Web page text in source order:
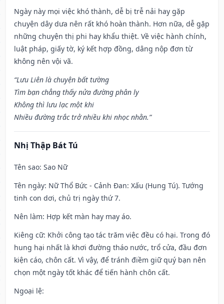
Ngày này mọi việc khó thành, dễ bị trễ nải hay gặp
chuyện dây dưa nên rất khó hoàn thành. Hơn nữa, dễ gặp
những chuyện thị phi hay khẩu thiệt. Về việc hành chính,
luật pháp, giấy tờ, ký kết hợp đồng, dâng nộp đơn từ
không nên vội vã.
“Lưu Liên là chuyện bất tường
Tìm bạn chẳng thấy nửa đường phân ly
Không thì lưu lạc một khi
Nhiều đường trắc trở nhiều khi nhọc nhằn.”
Nhị Thập Bát Tú
Tên sao: Sao Nữ
Tên ngày: Nữ Thổ Bức - Cảnh Đan: Xấu (Hung Tú). Tướng
tinh con dơi, chủ trị ngày thứ 7.
Nên làm: Hợp kết màn hay may áo.
Kiêng cữ: Khởi công tạo tác trăm việc đều có hại. Trong đó
hung hại nhất là khơi đường tháo nước, trổ cửa, đầu đơn
kiện cáo, chôn cất. Vì vậy, để tránh điềm giữ quý bạn nên
chọn một ngày tốt khác để tiến hành chôn cất.
Ngoại lệ: